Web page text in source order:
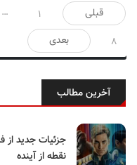
صفحه‌بندی
نوشته‌ها
قبلی 1
…
8
بعدی
آخرین مطالب
جزئیات جدید از
نقطه از آینده